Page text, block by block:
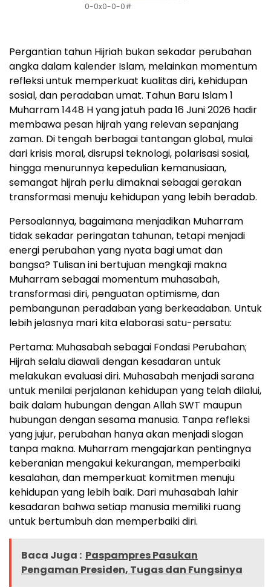
0-0x0-0-0#
Pergantian tahun Hijriah bukan sekadar perubahan
angka dalam kalender Islam, melainkan momentum
refleksi untuk memperkuat kualitas diri, kehidupan
sosial, dan peradaban umat. Tahun Baru Islam 1
Muharram 1448 H yang jatuh pada 16 Juni 2026 hadir
membawa pesan hijrah yang relevan sepanjang
zaman. Di tengah berbagai tantangan global, mulai
dari krisis moral, disrupsi teknologi, polarisasi sosial,
hingga menurunnya kepedulian kemanusiaan,
semangat hijrah perlu dimaknai sebagai gerakan
transformasi menuju kehidupan yang lebih beradab.
Persoalannya, bagaimana menjadikan Muharram
tidak sekadar peringatan tahunan, tetapi menjadi
energi perubahan yang nyata bagi umat dan
bangsa? Tulisan ini bertujuan mengkaji makna
Muharram sebagai momentum muhasabah,
transformasi diri, penguatan optimisme, dan
pembangunan peradaban yang berkeadaban. Untuk
lebih jelasnya mari kita elaborasi satu-persatu:
Pertama: Muhasabah sebagai Fondasi Perubahan;
Hijrah selalu diawali dengan kesadaran untuk
melakukan evaluasi diri. Muhasabah menjadi sarana
untuk menilai perjalanan kehidupan yang telah dilalui,
baik dalam hubungan dengan Allah SWT maupun
hubungan dengan sesama manusia. Tanpa refleksi
yang jujur, perubahan hanya akan menjadi slogan
tanpa makna. Muharram mengajarkan pentingnya
keberanian mengakui kekurangan, memperbaiki
kesalahan, dan memperkuat komitmen menuju
kehidupan yang lebih baik. Dari muhasabah lahir
kesadaran bahwa setiap manusia memiliki ruang
untuk bertumbuh dan memperbaiki diri.
Baca Juga : Paspampres Pasukan
Pengaman Presiden, Tugas dan Fungsinya